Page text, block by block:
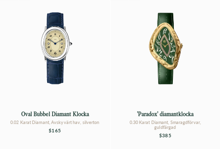
Oval Bubbel Diamant Klocka
0.02 Karat Diamant, Avskyvärt hav, silverton
$165
'Paradox' diamantklocka
0.30 Karat Diamant, Smaragdförvar,
guldfärgad
$385